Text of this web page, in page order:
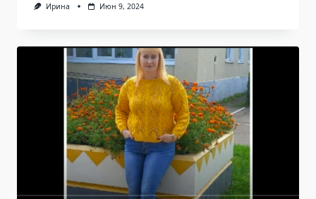
Ирина Июн 9, 2024